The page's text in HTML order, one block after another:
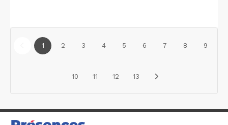
1 2 3 4 5 6 7 8 9
10 11 12 13